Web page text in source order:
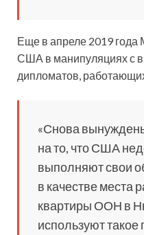
Еще в апреле 2019
США в манипуляциях с
дипломатов,
«Снова
на то, что США
выполняют свои
в качестве места
квартиры ООН в
используют